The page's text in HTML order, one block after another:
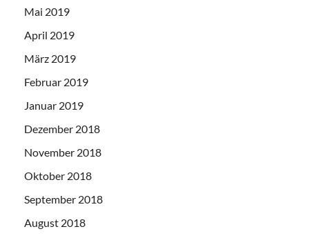
Mai 2019
April 2019
März 2019
Februar 2019
Januar 2019
Dezember 2018
November 2018
Oktober 2018
September 2018
August 2018